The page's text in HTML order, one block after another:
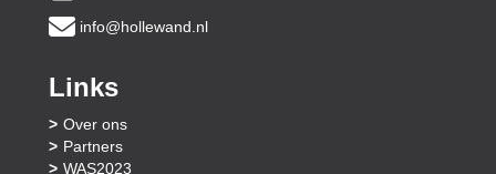
info@hollewand.nl
Links
Over ons
Partners
WAS2023